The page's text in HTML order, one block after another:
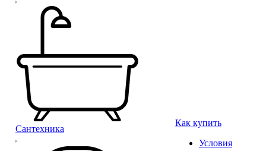
Сантехника
Как купить
Условия